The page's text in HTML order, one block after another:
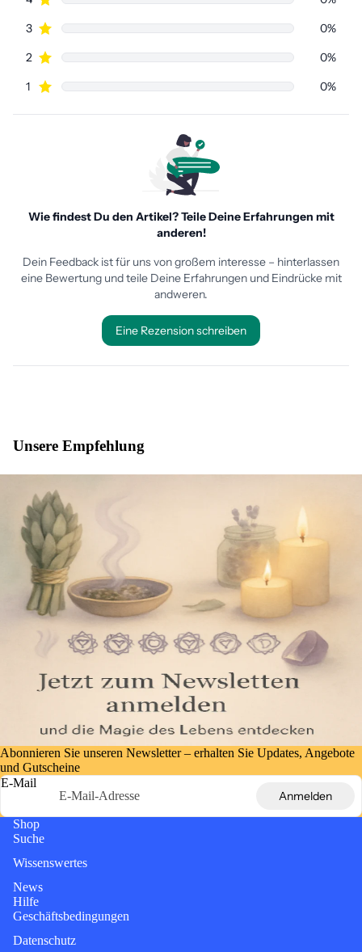
Unsere Empfehlung
Abonnieren Sie unseren Newsletter – erhalten Sie Updates, Angebote
und Gutscheine
E-Mail
Anmelden
Shop
Suche
Wissenswertes
News
Hilfe
Geschäftsbedingungen
Datenschutz